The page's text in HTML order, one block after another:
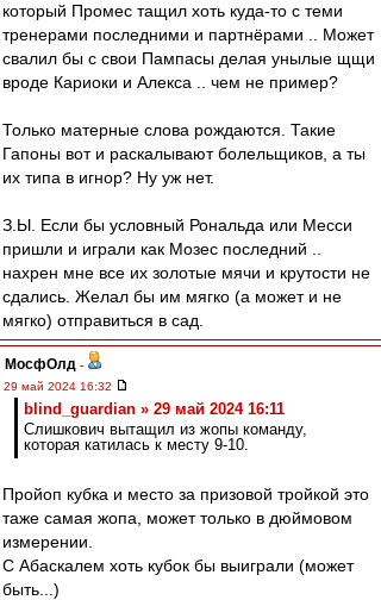
который Промес тащил хоть куда-то с теми
тренерами последними и партнёрами .. Может
свалил бы с свои Пампасы делая унылые щщи
вроде Кариоки и Алекса .. чем не пример?
Только матерные слова рождаются. Такие
Гапоны вот и раскалывают болельщиков, а ты
их типа в игнор? Ну уж нет.
З.Ы. Если бы условный Рональда или Месси
пришли и играли как Мозес последний ..
нахрен мне все их золотые мячи и крутости не
сдались. Желал бы им мягко (а может и не
мягко) отправиться в сад.
МосфОлд -
29 май 2024 16:32
blind_guardian » 29 май 2024 16:11
Слишкович вытащил из жопы команду,
которая катилась к месту 9-10.
Пройоп кубка и место за призовой тройкой это
таже самая жопа, может только в дюймовом
измерении.
С Абаскалем хоть кубок бы выиграли (может
быть...)